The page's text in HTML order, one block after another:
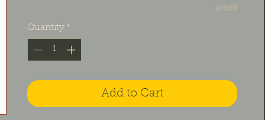
0/500
Quantity *
Add to Cart